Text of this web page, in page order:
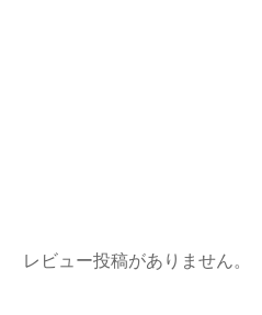
レビュー投稿がありません。